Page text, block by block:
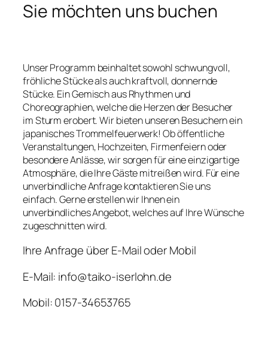
Sie möchten uns buchen
Unser Programm beinhaltet sowohl schwungvoll,
fröhliche Stücke als auch kraftvoll, donnernde
Stücke. Ein Gemisch aus Rhythmen und
Choreographien, welche die Herzen der Besucher
im Sturm erobert. Wir bieten unseren Besuchern ein
japanisches Trommelfeuerwerk! Ob öffentliche
Veranstaltungen, Hochzeiten, Firmenfeiern oder
besondere Anlässe, wir sorgen für eine einzigartige
Atmosphäre, die Ihre Gäste mitreißen wird. Für eine
unverbindliche Anfrage kontaktieren Sie uns
einfach. Gerne erstellen wir Ihnen ein
unverbindliches Angebot, welches auf Ihre Wünsche
zugeschnitten wird.
Ihre Anfrage über E-Mail oder Mobil
E-Mail: info@taiko-iserlohn.de
Mobil: 0157-34653765